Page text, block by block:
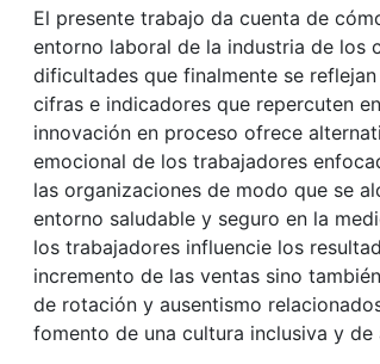
El presente trabajo da cuenta de
entorno laboral de la industria de los
dificultades que finalmente se
cifras e indicadores que repercuten
innovación en proceso ofrece
emocional de los trabajadores
las organizaciones de modo que se
entorno saludable y seguro en la
los trabajadores influencie los
incremento de las ventas sino
de rotación y ausentismo
fomento de una cultura inclusiva y de